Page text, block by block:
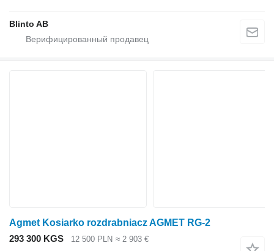
Blinto AB
Agmet Kosiarko rozdrabniacz AGMET RG-2
293 300 KGS
12 500 PLN ≈ 2 903 €